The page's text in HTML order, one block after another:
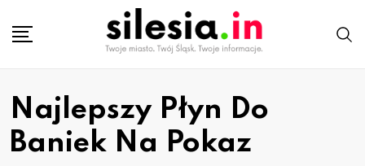
Najlepszy Płyn Do
Baniek Na Pokaz